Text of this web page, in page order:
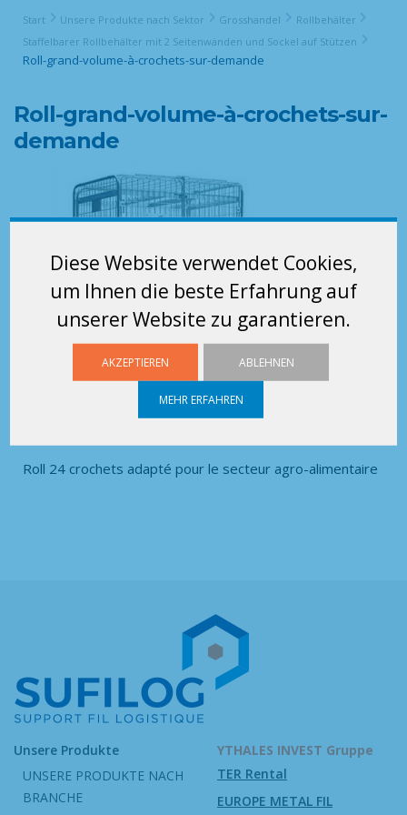
Diese Website verwendet Cookies,
um Ihnen die beste Erfahrung auf
unserer Website zu garantieren.
AKZEPTIEREN ABLEHNEN
MEHR ERFAHREN
Start Unsere Produkte nach Sektor Grosshandel
Rollbehälter
Staffelbarer Rollbehälter mit 2 Seitenwänden und Sockel auf Stützen
Roll-grand-volume-à-crochets-sur-demande
Roll-grand-volume-à-crochets-sur-
demande
Roll 24 crochets adapté pour le secteur agro-alimentaire
Unsere Produkte
UNSERE PRODUKTE NACH
BRANCHE
YTHALES INVEST Gruppe
TER Rental
EUROPE METAL FIL